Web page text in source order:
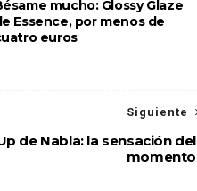
mucho: Glossy Glaze
Essence, por menos de
euros
Siguiente
de Nabla: la sensación del
momento